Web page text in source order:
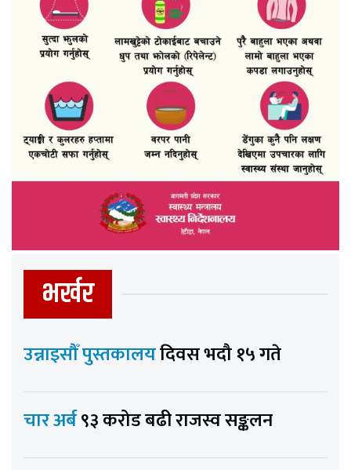
भर्खर
उन्नाइसौँ पुस्तकालयदिवस भदौ १५ गते
चार अर्ब९३ करोड बढी राजस्व सङ्कलन